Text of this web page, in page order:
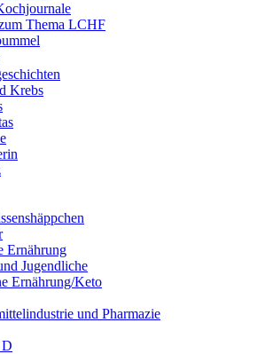
Thema LCHF
Krebs
Ernährung
Jugendliche
Ernährung/Keto
und Pharmazie